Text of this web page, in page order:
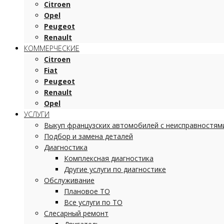
Citroen
Opel
Peugeot
Renault
КОММЕРЧЕСКИЕ
Citroen
Fiat
Peugeot
Renault
Opel
УСЛУГИ
Выкуп французских автомобилей с
Подбор и замена деталей
Диагностика
Комплексная диагностика
Другие услуги по диагностике
Обслуживание
Плановое ТО
Все услуги по ТО
Слесарный ремонт